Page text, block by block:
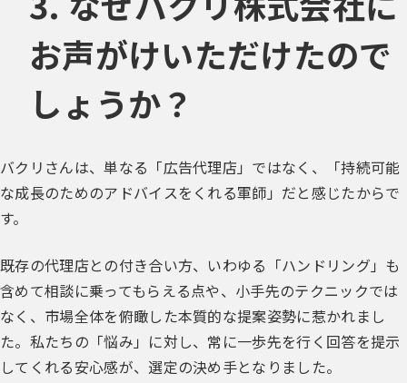
お声がけいただけたので
しょうか？
バクリさんは、単なる「広告代理店」ではなく、「持続可能
な成長のためのアドバイスをくれる軍師」だと感じたからで
す。
既存の代理店との付き合い方、いわゆる「ハンドリング」も
含めて相談に乗ってもらえる点や、小手先のテクニックでは
なく、市場全体を俯瞰した本質的な提案姿勢に惹かれまし
た。私たちの「悩み」に対し、常に一歩先を行く回答を提示
してくれる安心感が、選定の決め手となりました。